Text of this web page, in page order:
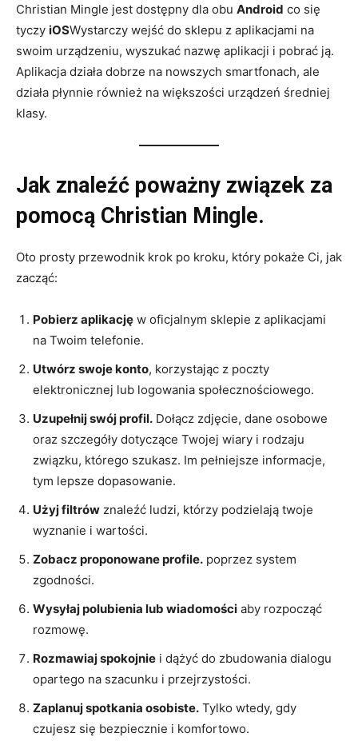
Christian Mingle jest dostępny dla obu Android co się
tyczy iOSWystarczy wejść do sklepu z aplikacjami na
swoim urządzeniu, wyszukać nazwę aplikacji i pobrać ją.
Aplikacja działa dobrze na nowszych smartfonach, ale
działa płynnie również na większości urządzeń średniej
klasy.
Jak znaleźć poważny związek za
pomocą Christian Mingle.
Oto prosty przewodnik krok po kroku, który pokaże Ci, jak
zacząć:
Pobierz aplikację w oficjalnym sklepie z aplikacjami
na Twoim telefonie.
Utwórz swoje konto, korzystając z poczty
elektronicznej lub logowania społecznościowego.
Uzupełnij swój profil. Dołącz zdjęcie, dane osobowe
oraz szczegóły dotyczące Twojej wiary i rodzaju
związku, którego szukasz. Im pełniejsze informacje,
tym lepsze dopasowanie.
Użyj filtrów znaleźć ludzi, którzy podzielają twoje
wyznanie i wartości.
Zobacz proponowane profile. poprzez system
zgodności.
Wysyłaj polubienia lub wiadomości aby rozpocząć
rozmowę.
Rozmawiaj spokojnie i dążyć do zbudowania dialogu
opartego na szacunku i przejrzystości.
Zaplanuj spotkania osobiste. Tylko wtedy, gdy
czujesz się bezpiecznie i komfortowo.